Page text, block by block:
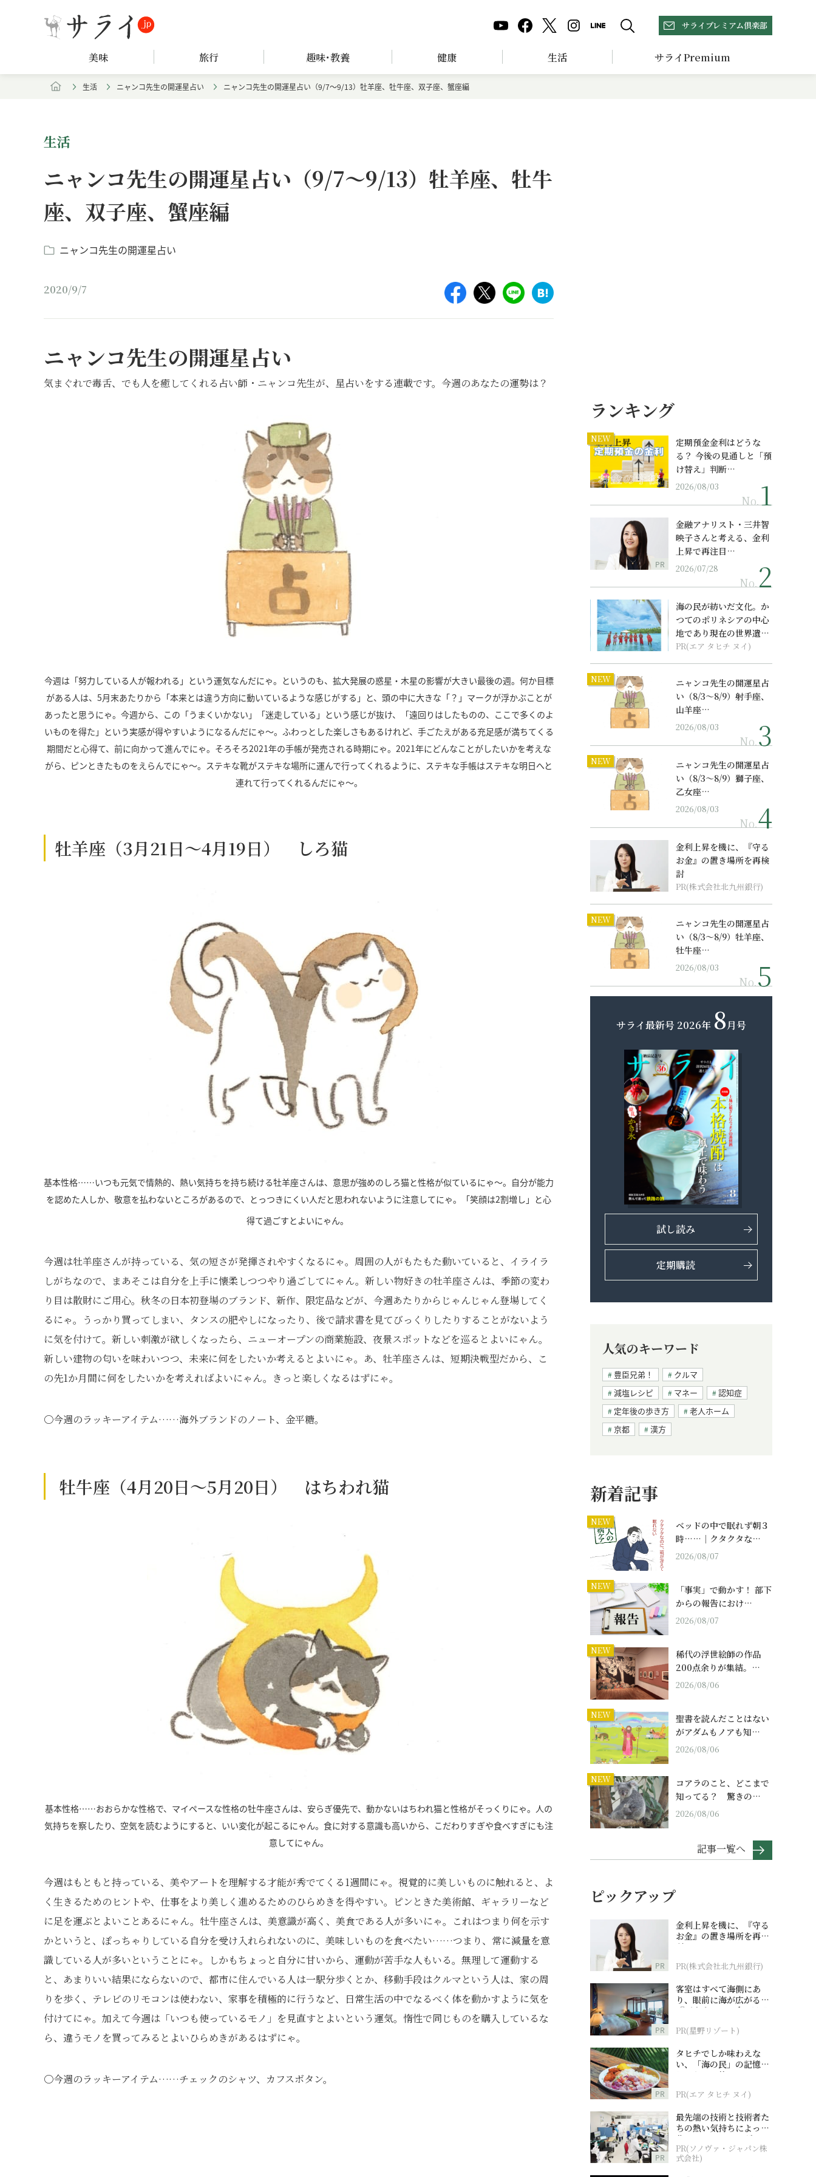
サライプレミアム倶楽部
美味 旅行 趣味･教養 健康 生活 サライPremium
生活 ニャンコ先生の開運星占い ニャンコ先生の開運星占い（9/7～9/13）牡羊座、牡牛座、双子座、蟹座編
生活
ニャンコ先生の開運星占い（9/7～9/13）牡羊座、牡牛
座、双子座、蟹座編
ニャンコ先生の開運星占い
2020/9/7
ニャンコ先生の開運星占い
気まぐれで毒舌、でも人を癒してくれる占い師・ニャンコ先生が、星占いをする連載です。今週のあなたの運勢は？
今週は「努力している人が報われる」という運気なんだにゃ。というのも、拡大発展の惑星・木星の影響が大きい最後の週。何か目標
がある人は、 5月末あたりから「本来とは違う方向に動いているような感じがする」と、頭の中に大きな「？」マークが浮かぶことが
あったと思うにゃ。今週から、この「うまくいかない」「迷走している」という感じが抜け、「遠回りはしたものの、ここで多くのよ
いものを得た」という実感が得やすいようになるんだにゃ～。ふわっとした楽しさもあるけれど、手ごたえがある充足感が満ちてくる
期間だと心得て、前に向かって進んでにゃ。そろそろ2021年の手帳が発売される時期にゃ。 2021年にどんなことがしたいかを考えな
がら、ピンときたものをえらんでにゃ～。ステキな靴がステキな場所に運んで行ってくれるように、ステキな手帳はステキな明日へと
連れて行ってくれるんだにゃ～。
牡羊座（3月21日～4月19日） しろ猫
基本性格……いつも元気で情熱的、熱い気持ちを持ち続ける牡羊座さんは、意思が強めのしろ猫と性格が似ているにゃ～。自分が能力
を認めた人しか、敬意を払わないところがあるので、とっつきにくい人だと思われないように注意してにゃ。「笑顔は2割増し」と心
得て過ごすとよいにゃん。
今週は牡羊座さんが持っている、気の短さが発揮されやすくなるにゃ。周囲の人がもたもた動いていると、イライラ
しがちなので、まあそこは自分を上手に懐柔しつつやり過ごしてにゃん。新しい物好きの牡羊座さんは、季節の変わ
り目は散財にご用心。秋冬の日本初登場のブランド、新作、限定品などが、今週あたりからじゃんじゃん登場してく
るにゃ。うっかり買ってしまい、タンスの肥やしになったり、後で請求書を見てびっくりしたりすることがないよう
に気を付けて。新しい刺激が欲しくなったら、ニューオープンの商業施設、夜景スポットなどを巡るとよいにゃん。
新しい建物の匂いを味わいつつ、未来に何をしたいか考えるとよいにゃ。あ、牡羊座さんは、短期決戦型だから、こ
の先1か月間に何をしたいかを考えればよいにゃん。きっと楽しくなるはずにゃ。
〇今週のラッキーアイテム……海外ブランドのノート、金平糖。
牡牛座（4月20日～5月20日） はちわれ猫
基本性格……おおらかな性格で、マイペースな性格の牡牛座さんは、安らぎ優先で、動かないはちわれ猫と性格がそっくりにゃ。人の
気持ちを察したり、空気を読むようにすると、いい変化が起こるにゃん。食に対する意識も高いから、こだわりすぎや食べすぎにも注
意してにゃん。
今週はもともと持っている、美やアートを理解する才能が秀でてくる1週間にゃ。視覚的に美しいものに触れると、よ
く生きるためのヒントや、仕事をより美しく進めるためのひらめきを得やすい。ピンときた美術館、ギャラリーなど
に足を運ぶとよいことあるにゃん。牡牛座さんは、美意識が高く、美食である人が多いにゃ。これはつまり何を示す
かというと、ぽっちゃりしている自分を受け入れられないのに、美味しいものを食べたい……つまり、常に減量を意
識している人が多いということにゃ。しかもちょっと自分に甘いから、運動が苦手な人もいる。無理して運動する
と、あまりいい結果にならないので、都市に住んでいる人は一駅分歩くとか、移動手段はクルマという人は、家の周
りを歩く、テレビのリモコンは使わない、家事を積極的に行うなど、日常生活の中でなるべく体を動かすように気を
付けてにゃ。加えて今週は「いつも使っているモノ」を見直すとよいという運気。惰性で同じものを購入しているな
ら、違うモノを買ってみるとよいひらめきがあるはずにゃ。
〇今週のラッキーアイテム……チェックのシャツ、カフスボタン。
ランキング
NEW
定期預金金利はどうな
る？ 今後の見通しと「預
け替え」判断…
2026/08/03
No.
PR
金融アナリスト・三井智
映子さんと考える、金利
上昇で再注目…
2026/07/28
No.
海の民が紡いだ文化。か
つてのポリネシアの中心
地であり現在の世界遺産
からみえてくる...
PR(エア タヒチ ヌイ)
NEW
ニャンコ先生の開運星占
い（8/3～8/9）射手座、
山羊座…
2026/08/03
No.
NEW
ニャンコ先生の開運星占
い（8/3～8/9）獅子座、
乙女座…
2026/08/03
No.
金利上昇を機に、『守る
お金』の置き場所を再検
討
PR(株式会社北九州銀行)
NEW
ニャンコ先生の開運星占
い（8/3～8/9）牡羊座、
牡牛座…
2026/08/03
No.
サライ最新号 2026年 8月号
試し読み
定期購読
人気のキーワード
豊臣兄弟！
クルマ
減塩レシピ
マネー
認知症
定年後の歩き方
老人ホーム
京都
漢方
新着記事
NEW
ベッドの中で眠れず朝３
時……｜クタクタな…
2026/08/07
NEW
「事実」で動かす！ 部下
からの報告におけ…
2026/08/07
NEW
稀代の浮世絵師の作品
200点余りが集結。…
2026/08/06
NEW
聖書を読んだことはない
がアダムもノアも知…
2026/08/06
NEW
コアラのこと、どこまで
知ってる？ 驚きの…
2026/08/06
記事一覧へ
ピックアップ
PR
金利上昇を機に、『守る
お金』の置き場所を再検
討
PR(株式会社北九州銀行)
PR
客室はすべて海側にあ
り、眼前に海が広がる
『西表島ホテル by 星野
PR(星野リゾート)
PR
タヒチでしか味わえな
い、「海の民」の記憶へ
とつながる旅
PR(エア タヒチ ヌイ)
PR
最先端の技術と技術者た
ちの熱い気持ちによって
作られているオーダーメ
イド補聴器
PR(ソノヴァ・ジャパン株
式会社)